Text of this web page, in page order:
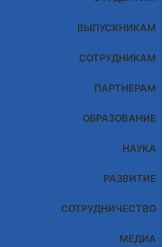
ВЫПУСКНИКАМ
СОТРУДНИКАМ
ПАРТНЕРАМ
ОБРАЗОВАНИЕ
НАУКА
РАЗВИТИЕ
СОТРУДНИЧЕСТВО
МЕДИА